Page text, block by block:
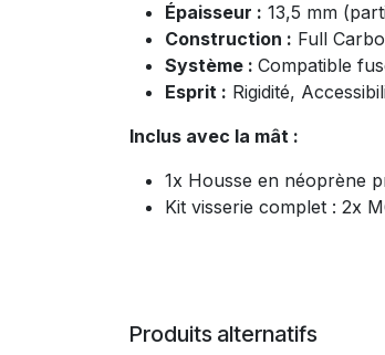
Épaisseur : 13,5 mm
Construction : Full
Système : Compatible
Esprit : Rigidité,
Inclus avec la mât :
1x Housse en néoprène
Kit visserie complet : 2x
Produits alternatifs